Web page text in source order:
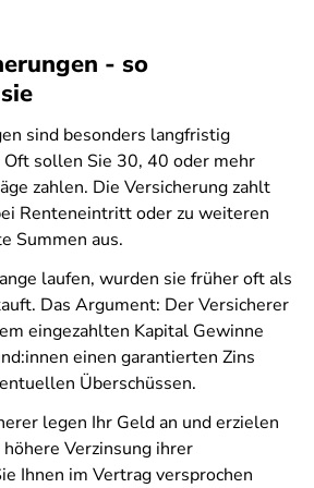
- so
sind besonders langfristig
sollen Sie 30, 40 oder mehr
zahlen. Die Versicherung zahlt
Renteneintritt oder zu weiteren
Summen aus.
laufen, wurden sie früher oft als
Das Argument: Der Versicherer
eingezahlten Kapital Gewinne
einen garantierten Zins
Überschüssen.
legen Ihr Geld an und erzielen
Verzinsung ihrer
Ihnen im Vertrag versprochen